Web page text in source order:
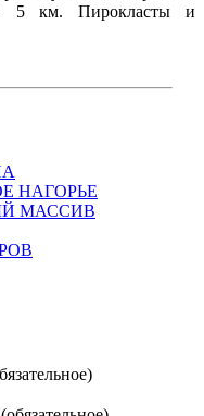
5 км. Пирокласты и
НАГОРЬЕ
МАССИВ